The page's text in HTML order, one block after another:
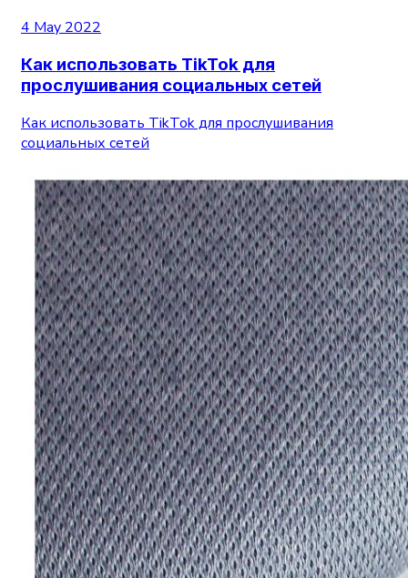
4 May 2022
Как использовать TikTok для
прослушивания социальных сетей
Как использовать TikTok для прослушивания
социальных сетей